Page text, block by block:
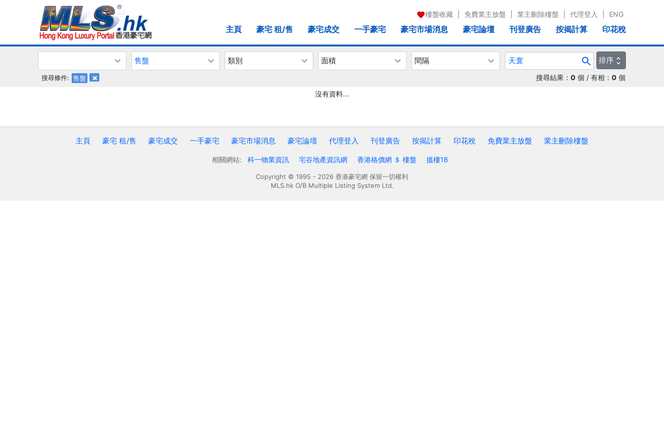
樓盤收藏 免費業主放盤 業主刪除樓盤 代理登入 ENG
主頁 豪宅 租/售 豪宅成交 一手豪宅 豪宅市場消息 豪宅論壇 刊登廣告 按揭計算 印花稅
售盤 類別 面積 間隔 排序
搜尋條件: 售盤 搜尋結果： 0 個 / 有相： 0 個
沒有資料...
主頁 豪宅 租/售 豪宅成交 一手豪宅 豪宅市場消息 豪宅論壇 代理登入 刊登廣告 按揭計算 印花稅 免費業主放盤 業主刪除樓盤
相關網站: 科一物業資訊 宅谷地產資訊網 香港格價網 ＄ 樓盤 搵樓18
Copyright © 1995 - 2026 香港豪宅網 保留一切權利
MLS.hk O/B Multiple Listing System Ltd.